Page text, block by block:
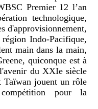
Premier 12 l’an
technologique,
d'approvisionnement,
Indo-Pacifique,
main dans la main,
quiconque est à
du XXIe siècle
Taïwan jouent un rôle
pour la